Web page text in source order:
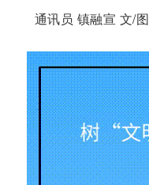
通讯员 镇融宣 文/图